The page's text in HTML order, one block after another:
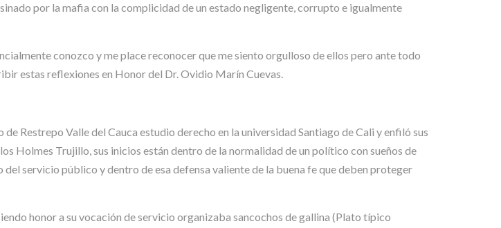
por la mafia con la complicidad de un estado negligente, corrupto e igualmente
conozco y me place reconocer que me siento orgulloso de ellos pero ante todo
estas reflexiones en Honor del Dr. Ovidio Marín Cuevas.
Restrepo Valle del Cauca estudio derecho en la universidad Santiago de Cali y enfiló sus
Holmes Trujillo, sus inicios están dentro de la normalidad de un político con sueños de
servicio público y dentro de esa defensa valiente de la buena fe que deben proteger
honor a su vocación de servicio organizaba sancochos de gallina (Plato típico